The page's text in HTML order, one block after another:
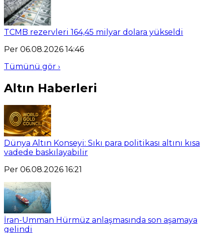
TCMB rezervleri 164,45 milyar dolara yükseldi
Per 06.08.2026 14:46
Tümünü gör ›
Altın Haberleri
Dünya Altın Konseyi: Sıkı para politikası altını kısa
vadede baskılayabilir
Per 06.08.2026 16:21
İran-Umman Hürmüz anlaşmasında son aşamaya
gelindi